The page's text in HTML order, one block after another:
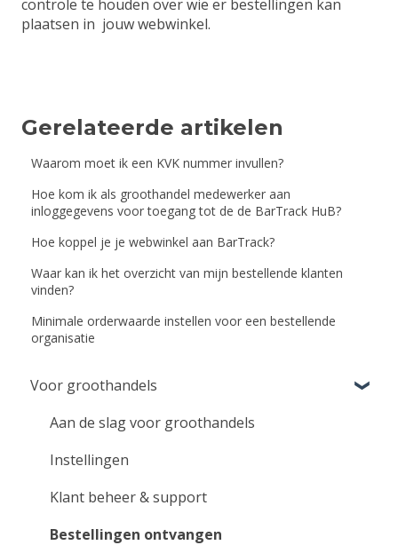
controle te houden over wie er bestellingen kan
plaatsen in jouw webwinkel.
Gerelateerde artikelen
Waarom moet ik een KVK nummer invullen?
Hoe kom ik als groothandel medewerker aan
inloggegevens voor toegang tot de de BarTrack HuB?
Hoe koppel je je webwinkel aan BarTrack?
Waar kan ik het overzicht van mijn bestellende klanten
vinden?
Minimale orderwaarde instellen voor een bestellende
organisatie
Voor groothandels
Aan de slag voor groothandels
Instellingen
Klant beheer & support
Bestellingen ontvangen